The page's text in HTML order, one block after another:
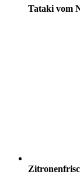
Tataki vom